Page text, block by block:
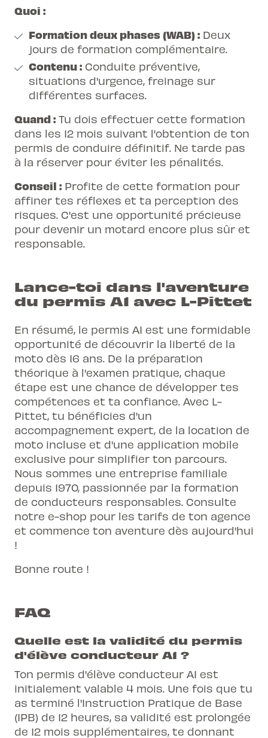
Quoi :
Formation deux phases (WAB) : Deux
jours de formation complémentaire.
Contenu : Conduite préventive,
situations d'urgence, freinage sur
différentes surfaces.
Quand : Tu dois effectuer cette formation
dans les 12 mois suivant l'obtention de ton
permis de conduire définitif. Ne tarde pas
à la réserver pour éviter les pénalités.
Conseil : Profite de cette formation pour
affiner tes réflexes et ta perception des
risques. C'est une opportunité précieuse
pour devenir un motard encore plus sûr et
responsable.
Lance-toi dans l'aventure
du permis A1 avec L-Pittet
En résumé, le permis A1 est une formidable
opportunité de découvrir la liberté de la
moto dès 16 ans. De la préparation
théorique à l'examen pratique, chaque
étape est une chance de développer tes
compétences et ta confiance. Avec L-
Pittet, tu bénéficies d'un
accompagnement expert, de la location de
moto incluse et d'une application mobile
exclusive pour simplifier ton parcours.
Nous sommes une entreprise familiale
depuis 1970, passionnée par la formation
de conducteurs responsables. Consulte
notre e-shop pour les tarifs de ton agence
et commence ton aventure dès aujourd'hui
!
Bonne route !
FAQ
Quelle est la validité du permis
d'élève conducteur A1 ?
Ton permis d'élève conducteur A1 est
initialement valable 4 mois. Une fois que tu
as terminé l'Instruction Pratique de Base
(IPB) de 12 heures, sa validité est prolongée
de 12 mois supplémentaires, te donnant